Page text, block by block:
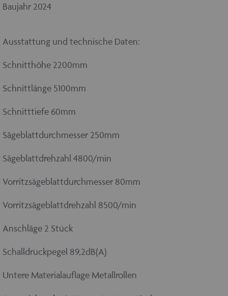
Baujahr 2024
Ausstattung und technische Daten:
Schnitthöhe 2200mm
Schnittlänge 5100mm
Schnitttiefe 60mm
Sägeblattdurchmesser 250mm
Sägeblattdrehzahl 4800/min
Vorritzsägeblattdurchmesser 80mm
Vorritzsägeblattdrehzahl 8500/min
Anschläge 2 Stück
Schalldruckpegel 89,2dB(A)
Untere Materialauflage Metallrollen